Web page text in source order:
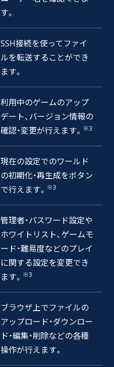
す。
SSH接続を使ってファイ
ルを転送することができ
ます。
利用中のゲームのアップ
デート、バージョン情報の
確認・変更が行えます。 ※3
現在の設定でのワールド
の初期化・再生成をボタン
で行えます。 ※3
管理者・パスワード設定や
ホワイトリスト、ゲームモ
ード・難易度などのプレイ
に関する設定を変更でき
ます。 ※3
ブラウザ上でファイルの
アップロード・ダウンロー
ド・編集・削除などの各種
操作が行えます。